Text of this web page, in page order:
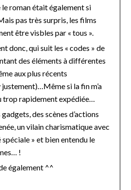
le roman était également si
pas très surpris, les films
être visbles par « tous ».
donc, qui suit les « codes » de
des éléments à différentes
aux plus récents
si la fin m’a
trop rapidement expédiée…
des scènes d’actions
un vilain charismatique avec
spéciale » et bien entendu le
!
également ^^